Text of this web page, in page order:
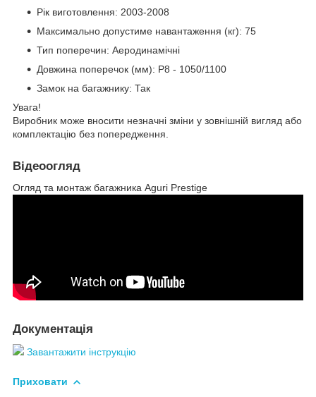
Рік виготовлення: 2003-2008
Максимально допустиме навантаження (кг): 75
Тип поперечин: Аеродинамічні
Довжина поперечок (мм): P8 - 1050/1100
Замок на багажнику: Так
Увага!
Виробник може вносити незначні зміни у зовнішній вигляд або
комплектацію без попередження.
Відеоогляд
Огляд та монтаж багажника Aguri Prestige
Документація
Завантажити інструкцію
Приховати